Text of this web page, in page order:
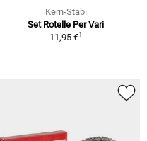
Kern-Stabi
Set Rotelle Per Vari
11,95 €1